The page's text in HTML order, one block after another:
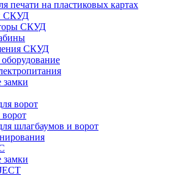
печати на пластиковых картах
СКУД
СКУД
СКУД
замки
ворот
шлагбаумов и ворот
замки